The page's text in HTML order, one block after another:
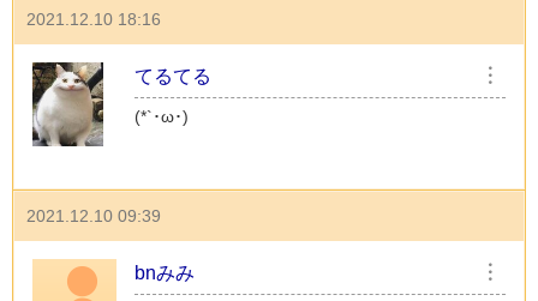
2021.12.10 18:16
てるてる ︙
(*`･ω･)ゞ
2021.12.10 09:39
bnみみ ︙